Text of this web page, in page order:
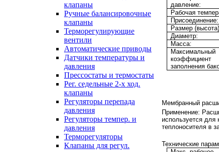
клапаны
Ручные балансировочные
клапаны
Терморегулирующие
вентили
Автоматические приводы
Датчики температуры и
давления
Прессостаты и термостаты
Рег. седельные 2-х ход.
клапаны
Регуляторы перепада
давления
Регуляторы темпер. и
давления
Терморегуляторы
Клапаны для регул.
давление:
Рабочая
Присоединение:
Размер
Диаметр:
Масса:
Максимальный
коэффициент
заполнения
Мембранный
Применение:
используется для
теплоносителя в
Технические